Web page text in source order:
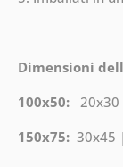
Dimensioni
100x50:
150x75: 30x45